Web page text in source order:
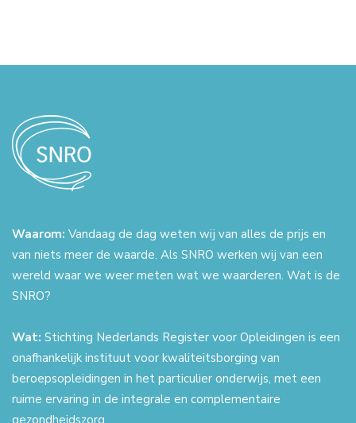
Waarom: Vandaag de dag weten wij van alles de prijs en
van niets meer de waarde. Als SNRO werken wij van een
wereld waar we weer meten wat we waarderen. Wat is de
SNRO?
Wat: Stichting Nederlands Register voor Opleidingen is een
onafhankelijk instituut voor kwaliteitsborging van
beroepsopleidingen in het particulier onderwijs, met een
ruime ervaring in de integrale en complementaire
gezondheidszorg.